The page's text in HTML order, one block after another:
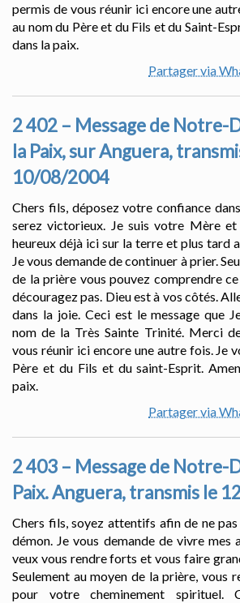
permis de vous réunir ici encore une
au nom du Père et du Fils et du Saint-
dans la paix.
Partager via
2 402 – Message de Notre-
la Paix, sur Anguera,
10/08/2004
Chers fils, déposez votre confiance
serez victorieux. Je suis votre Mère
heureux déjà ici sur la terre et plus tard
Je vous demande de continuer à prier.
de la prière vous pouvez comprendre
découragez pas. Dieu est à vos côtés.
dans la joie. Ceci est le message que
nom de la Très Sainte Trinité. Merci
vous réunir ici encore une autre fois. Je
Père et du Fils et du saint-Esprit.
paix.
Partager via
2 403 – Message de Notre-
Paix. Anguera, transmis le
Chers fils, soyez attentifs afin de ne
démon. Je vous demande de vivre mes
veux vous rendre forts et vous faire
Seulement au moyen de la prière, vous
pour votre cheminement spirituel.